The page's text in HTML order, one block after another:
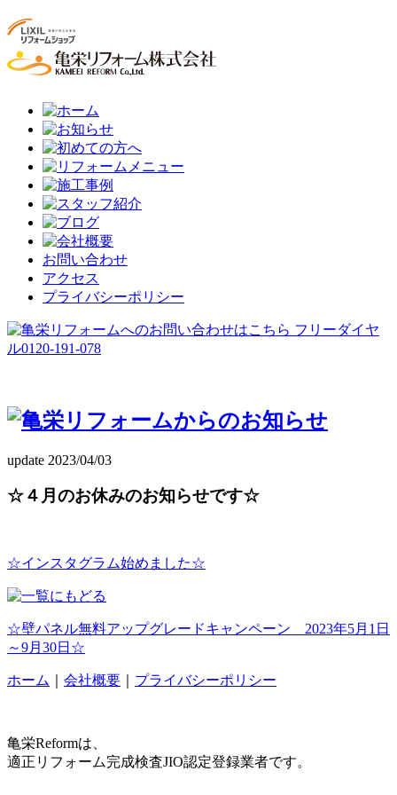
お問い合わせ
アクセス
プライバシーポリシー
update 2023/04/03
☆４月のお休みのお知らせです☆
☆インスタグラム始めました☆
☆壁パネル無料アップグレードキャンペーン 2023年5月1日
～9月30日☆
ホーム 会社概要 プライバシーポリシー
亀栄Reformは、
適正リフォーム完成検査JIO認定登録業者です。